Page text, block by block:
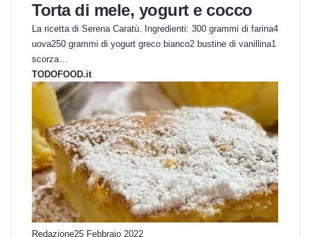
Torta di mele, yogurt e cocco
La ricetta di Serena Caratù. Ingredienti: 300 grammi di farina4
uova250 grammi di yogurt greco bianco2 bustine di vanillina1
scorza…
TODOFOOD.it
Redazione25 Febbraio 2022